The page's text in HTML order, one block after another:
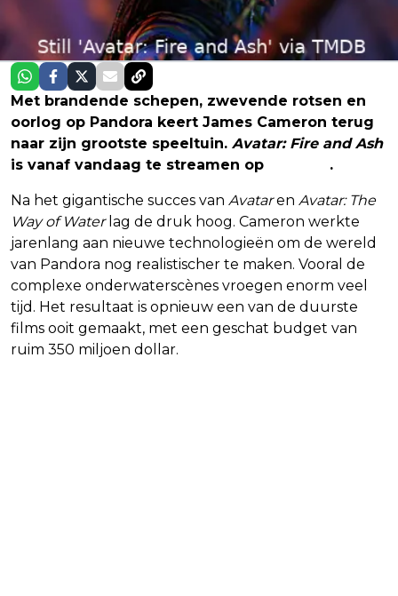
Met brandende schepen, zwevende rotsen en
oorlog op Pandora keert James Cameron terug
naar zijn grootste speeltuin. Avatar: Fire and Ash
is vanaf vandaag te streamen op
.
Na het gigantische succes van Avataren Avatar: The
Way of Waterlag de druk hoog. Cameron werkte
jarenlang aan nieuwe technologieën om de wereld
van Pandora nog realistischer te maken. Vooral de
complexe onderwaterscènes vroegen enorm veel
tijd. Het resultaat is opnieuw een van de duurste
films ooit gemaakt, met een geschat budget van
ruim 350 miljoen dollar.